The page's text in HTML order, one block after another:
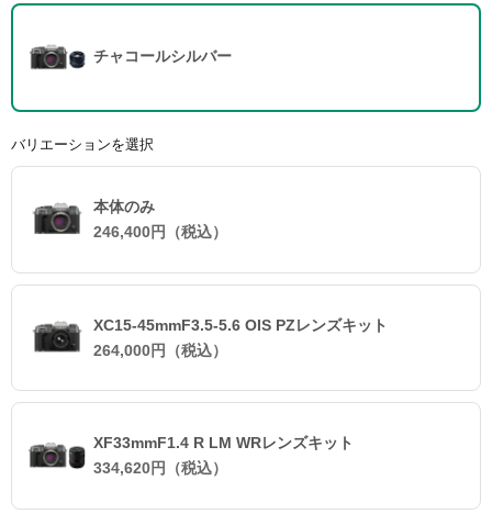
チャコールシルバー
バリエーションを選択
本体のみ
246,400円（税込）
XC15-45mmF3.5-5.6 OIS PZレンズキット
264,000円（税込）
XF33mmF1.4 R LM WRレンズキット
334,620円（税込）